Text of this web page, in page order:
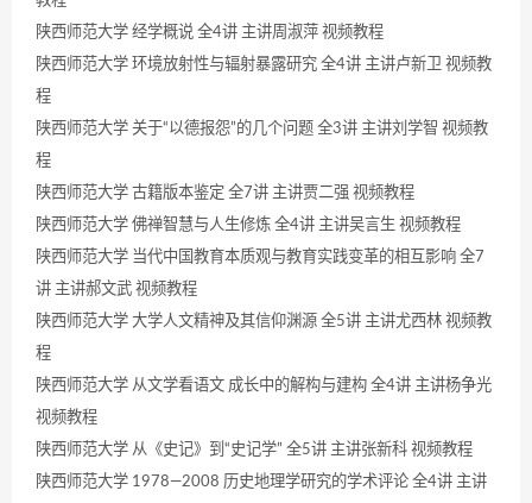
陕西师范大学 经学概说 全4讲 主讲周淑萍 视频教程
陕西师范大学 环境放射性与辐射暴露研究 全4讲 主讲卢新卫 视频教
程
陕西师范大学 关于“以德报怨”的几个问题 全3讲 主讲刘学智 视频教
程
陕西师范大学 古籍版本鉴定 全7讲 主讲贾二强 视频教程
陕西师范大学 佛禅智慧与人生修炼 全4讲 主讲吴言生 视频教程
陕西师范大学 当代中国教育本质观与教育实践变革的相互影响 全7
讲 主讲郝文武 视频教程
陕西师范大学 大学人文精神及其信仰渊源 全5讲 主讲尤西林 视频教
程
陕西师范大学 从文学看语文 成长中的解构与建构 全4讲 主讲杨争光
视频教程
陕西师范大学 从《史记》到“史记学” 全5讲 主讲张新科 视频教程
陕西师范大学 1978—2008 历史地理学研究的学术评论 全4讲 主讲